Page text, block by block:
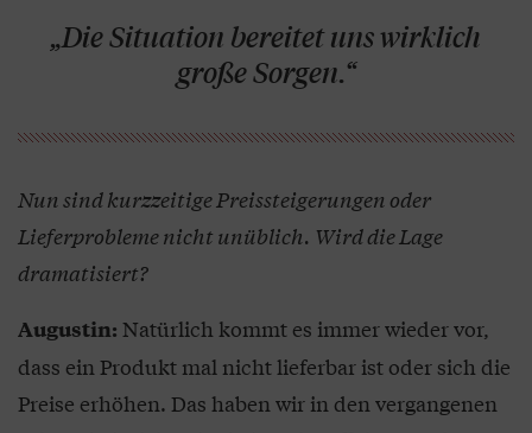
„Die Situation bereitet uns wirklich
große Sorgen.“
Nun sind kurzzeitige Preissteigerungen oder
Lieferprobleme nicht unüblich. Wird die Lage
dramatisiert?
Augustin: Natürlich kommt es immer wieder vor,
dass ein Produkt mal nicht lieferbar ist oder sich die
Preise erhöhen. Das haben wir in den vergangenen